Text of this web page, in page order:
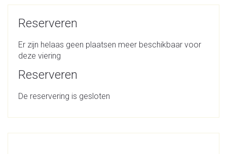
Reserveren
Er zijn helaas geen plaatsen meer beschikbaar voor
deze viering
Reserveren
De reservering is gesloten